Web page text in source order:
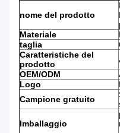
nome del prodotto
Materiale
taglia
Caratteristiche del
prodotto
OEM/ODM
Logo
Campione gratuito
Imballaggio